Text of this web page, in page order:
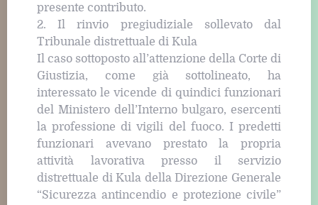
presente contributo.
2. Il rinvio pregiudiziale sollevato dal
Tribunale distrettuale di Kula
Il caso sottoposto all’attenzione della Corte di
Giustizia, come già sottolineato, ha
interessato le vicende di quindici funzionari
del Ministero dell’Interno bulgaro, esercenti
la professione di vigili del fuoco. I predetti
funzionari avevano prestato la propria
attività lavorativa presso il servizio
distrettuale di Kula della Direzione Generale
“Sicurezza antincendio e protezione civile”